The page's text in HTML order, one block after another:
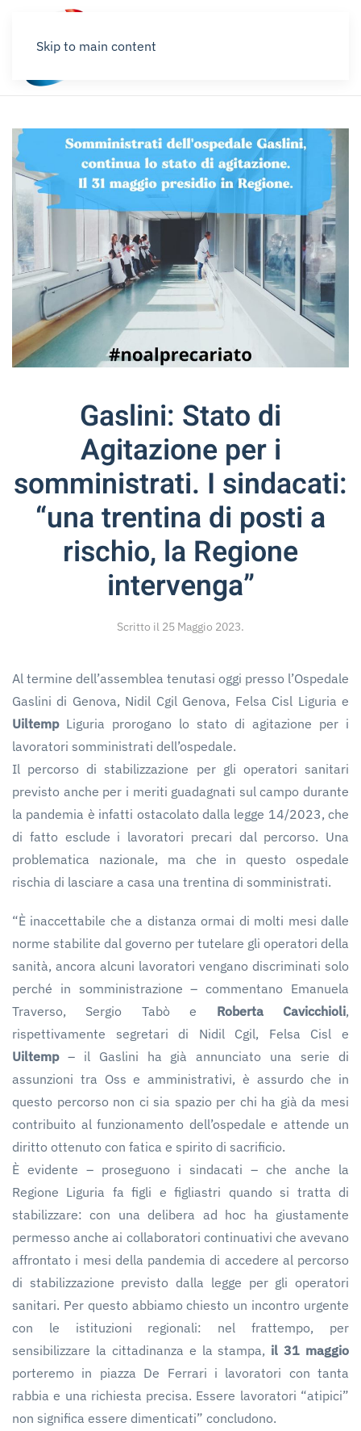
Skip to main content
Gaslini: Stato di
Agitazione per i
somministrati. I sindacati:
“una trentina di posti a
rischio, la Regione
intervenga”
Scritto il 25 Maggio 2023.
Al termine dell’assemblea tenutasi oggi presso l’Ospedale
Gaslini di Genova, Nidil Cgil Genova, Felsa Cisl Liguria e
UiltempLiguria prorogano lo stato di agitazione per i
lavoratori somministrati dell’ospedale.
Il percorso di stabilizzazione per gli operatori sanitari
previsto anche per i meriti guadagnati sul campo durante
la pandemia è infatti ostacolato dalla legge 14/2023, che
di fatto esclude i lavoratori precari dal percorso. Una
problematica nazionale, ma che in questo ospedale
rischia di lasciare a casa una trentina di somministrati.
“È inaccettabile che a distanza ormai di molti mesi dalle
norme stabilite dal governo per tutelare gli operatori della
sanità, ancora alcuni lavoratori vengano discriminati solo
perché in somministrazione – commentano Emanuela
Traverso, Sergio Tabò e Roberta Cavicchioli,
rispettivamente segretari di Nidil Cgil, Felsa Cisl e
Uiltemp– il Gaslini ha già annunciato una serie di
assunzioni tra Oss e amministrativi, è assurdo che in
questo percorso non ci sia spazio per chi ha già da mesi
contribuito al funzionamento dell’ospedale e attende un
diritto ottenuto con fatica e spirito di sacrificio.
È evidente – proseguono i sindacati – che anche la
Regione Liguria fa figli e figliastri quando si tratta di
stabilizzare: con una delibera ad hoc ha giustamente
permesso anche ai collaboratori continuativi che avevano
affrontato i mesi della pandemia di accedere al percorso
di stabilizzazione previsto dalla legge per gli operatori
sanitari. Per questo abbiamo chiesto un incontro urgente
con le istituzioni regionali: nel frattempo, per
sensibilizzare la cittadinanza e la stampa, il 31 maggio
porteremo in piazza De Ferrari i lavoratori con tanta
rabbia e una richiesta precisa. Essere lavoratori “atipici”
non significa essere dimenticati” concludono.